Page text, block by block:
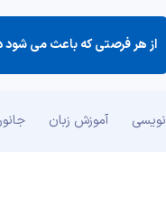
از هر فرصتی كه باعث می شود
آموزش زبان